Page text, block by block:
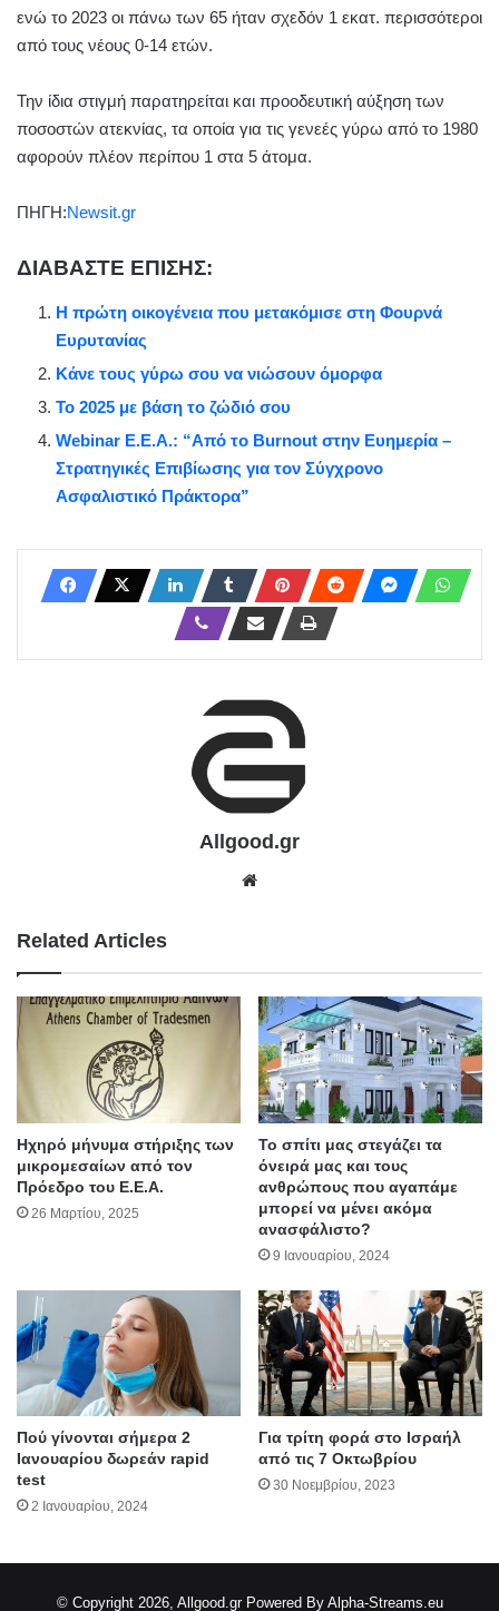
ενώ το 2023 οι πάνω των 65 ήταν σχεδόν 1 εκατ. περισσότεροι
από τους νέους 0-14 ετών.
Την ίδια στιγμή παρατηρείται και προοδευτική αύξηση των
ποσοστών ατεκνίας, τα οποία για τις γενεές γύρω από το 1980
αφορούν πλέον περίπου 1 στα 5 άτομα.
ΠΗΓΗ:Newsit.gr
ΔΙΑΒΑΣΤΕ ΕΠΙΣΗΣ:
Η πρώτη οικογένεια που μετακόμισε στη Φουρνά
Ευρυτανίας
Κάνε τους γύρω σου να νιώσουν όμορφα
Το 2025 με βάση το ζώδιό σου
Webinar Ε.Ε.Α.: “Από το Burnout στην Ευημερία –
Στρατηγικές Επιβίωσης για τον Σύγχρονο
Ασφαλιστικό Πράκτορα”
Allgood.gr
Related Articles
Ηχηρό μήνυμα στήριξης των
μικρομεσαίων από τον
Πρόεδρο του Ε.Ε.Α.
26 Μαρτίου, 2025
To σπίτι μας στεγάζει τα
όνειρά μας και τους
ανθρώπους που αγαπάμε
μπορεί να μένει ακόμα
ανασφάλιστο?
9 Ιανουαρίου, 2024
Πού γίνονται σήμερα 2
Ιανουαρίου δωρεάν rapid
test
2 Ιανουαρίου, 2024
Για τρίτη φορά στο Ισραήλ
από τις 7 Οκτωβρίου
30 Νοεμβρίου, 2023
© Copyright 2026, Allgood.gr Powered By Alpha-Streams.eu